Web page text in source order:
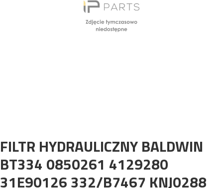
FILTR HYDRAULICZNY BALDWIN
BT334 0850261 4129280
31E90126 332/B7467 KNJ0288